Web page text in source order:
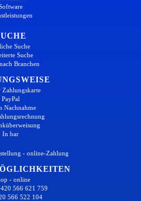
Suche
Suche
Branchen
Zahlungskarte
PayPal
Nachnahme
In bar
- online-Zahlung
- online
566 621 759
566 522 104